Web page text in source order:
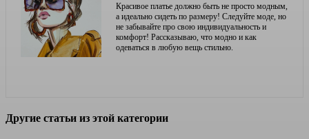
Красивое платье должно быть не просто модным,
а идеально сидеть по размеру! Следуйте моде, но
не забывайте про свою индивидуальность и
комфорт! Рассказываю, что модно и как
одеваться в любую вещь стильно.
Другие статьи из этой категории